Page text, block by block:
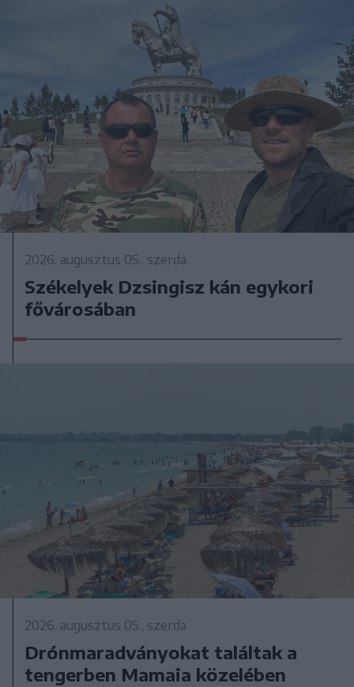
2026. augusztus 05., szerda
Székelyek Dzsingisz kán egykori
fővárosában
2026. augusztus 05., szerda
Drónmaradványokat találtak a
tengerben Mamaia közelében